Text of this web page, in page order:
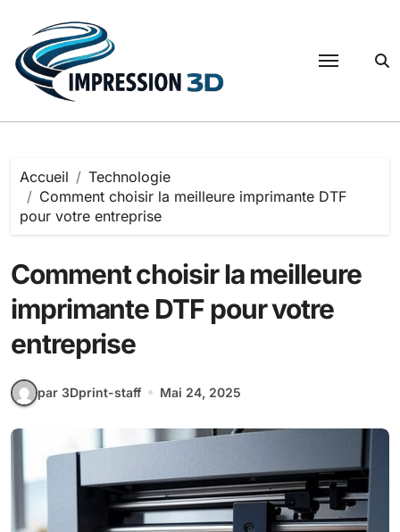
contenu
Accueil
Technologie
Comment choisir la meilleure imprimante DTF
pour votre entreprise
Comment choisir la meilleure
imprimante DTF pour votre
entreprise
par 3Dprint-staff Mai 24, 2025